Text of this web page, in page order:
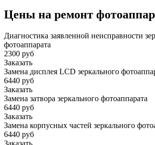
Цены на ремонт
Диагностика заявленной неисправности
фотоаппарата
2300 руб
Заказать
Замена дисплея LCD зеркального
6440 руб
Заказать
Замена затвора зеркального фотоаппарата
6440 руб
Заказать
Замена корпусных частей зеркального
6440 руб
Заказать